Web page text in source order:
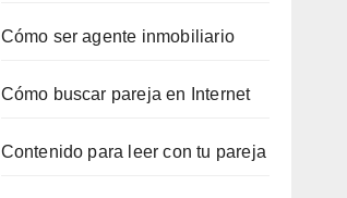
Cómo ser agente inmobiliario
Cómo buscar pareja en Internet
Contenido para leer con tu pareja